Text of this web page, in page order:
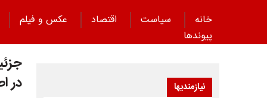
خانه سیاست اقتصاد
عکس و فیلم
پیوند‌ها
در
نیازمندیها